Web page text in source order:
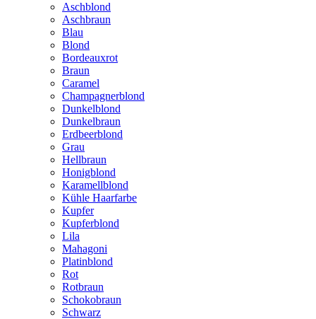
Aschblond
Aschbraun
Blau
Blond
Bordeauxrot
Braun
Caramel
Champagnerblond
Dunkelblond
Dunkelbraun
Erdbeerblond
Grau
Hellbraun
Honigblond
Karamellblond
Kühle Haarfarbe
Kupfer
Kupferblond
Lila
Mahagoni
Platinblond
Rot
Rotbraun
Schokobraun
Schwarz